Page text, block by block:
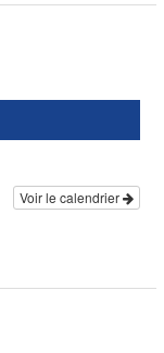
Voir le calendrier